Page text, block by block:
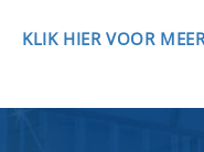
KLIK HIER VOOR